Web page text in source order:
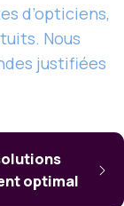
d’opticiens,
Nous
justifiées
optimal